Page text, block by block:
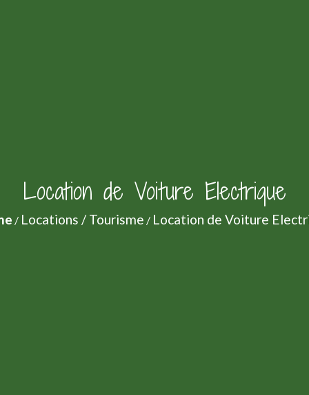
Location de Voiture Electrique
/ Locations / Tourisme / Location de Voiture